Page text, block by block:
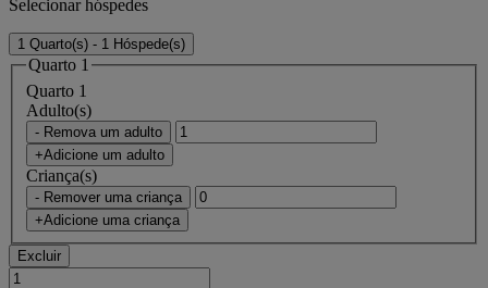
Selecionar hóspedes
1 Quarto(s) - 1 Hóspede(s)
Quarto 1
Quarto 1
Adulto(s)
- Remova um adulto
+Adicione um adulto
Criança(s)
- Remover uma criança
+Adicione uma criança
Excluir